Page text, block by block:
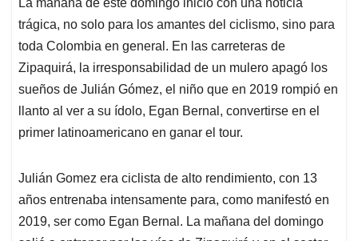
s
A
p
p
b
o
o
k
e
d
I
n
l
a
d
s
trágica, no solo para los amantes del ciclismo, sino para
toda Colombia en general . En las carreteras de
Zipaquirá, la irresponsabilidad de un mulero apagó los
sueños de Julián Gómez, el niño que en 2019 rompió en
llanto al ver a su ídolo, Egan Bernal, convertirse en el
primer latinoamericano en ganar el tour.
Julián Gomez era ciclista de alto rendimiento, con 13
años entrenaba intensamente para, como manifestó en
2019, ser como Egan Bernal. La mañana del domingo